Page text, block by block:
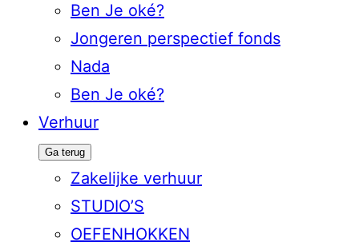
Ben Je oké?
Jongeren perspectief fonds
Nada
Ben Je oké?
Verhuur
Ga terug
Zakelijke verhuur
STUDIO’S
OEFENHOKKEN